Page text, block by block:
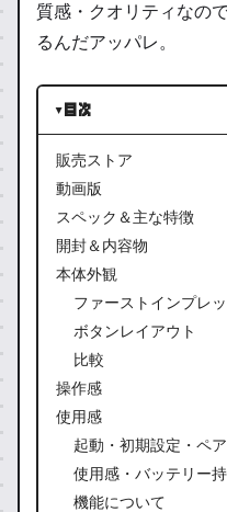
質感・クオリティなの
るんだアッパレ。
目次
販売ストア
動画版
スペック＆主な特徴
開封＆内容物
本体外観
ファーストインプレ
ボタンレイアウト
比較
操作感
使用感
起動・初期設定・ペ
使用感・バッテリー
機能について